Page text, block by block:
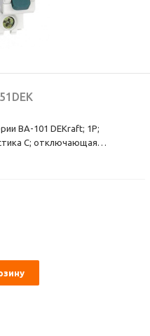
ВА-101 DEKraft; 1P;
С; отключающая
расцепления мгновенно
окружающей среды.